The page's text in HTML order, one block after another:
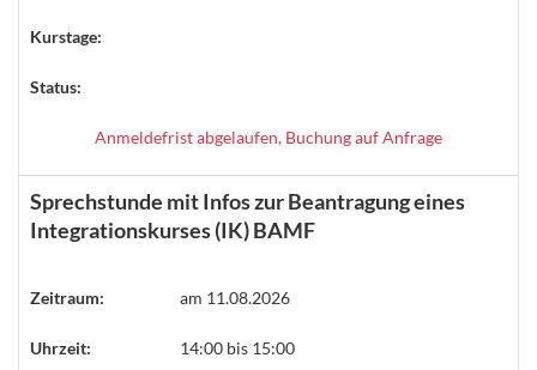
Kurstage:
Status:
Anmeldefrist abgelaufen, Buchung auf Anfrage
Sprechstunde mit Infos zur Beantragung eines
Integrationskurses (IK) BAMF
Zeitraum: am 11.08.2026
Uhrzeit: 14:00 bis 15:00